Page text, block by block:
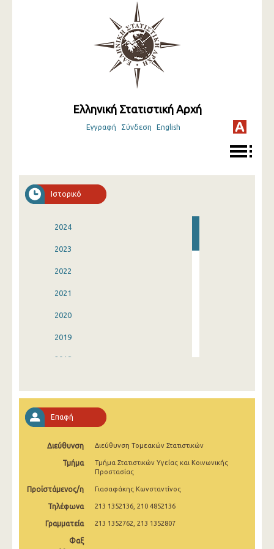
Ελληνική Στατιστική Αρχή
Εγγραφή Σύνδεση English
Ιστορικό
2024
2023
2022
2021
2020
2019
2018
2015
2014
2013
2012
2010
Επαφή
Διεύθυνση Διεύθυνση Τομεακών Στατιστικών
Τμήμα
Τμήμα Στατιστικών Υγείας και Κοινωνικής
Προστασίας
Προϊστάμενος/η Γιασαφάκης Κωνσταντίνος
Τηλέφωνα 213 1352136, 210 4852136
Γραμματεία 213 1352762, 213 1352807
Φαξ